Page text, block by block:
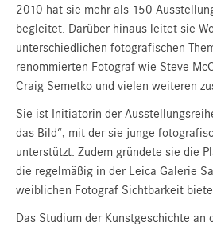
2010 hat sie mehr als 150
begleitet. Darüber hinaus leitet sie
unterschiedlichen fotografischen
renommierten Fotograf wie Steve
Craig Semetko und vielen weiteren
Sie ist Initiatorin der
das Bild“, mit der sie junge
unterstützt. Zudem gründete sie die
die regelmäßig in der Leica Galerie
weiblichen Fotograf Sichtbarkeit
Das Studium der Kunstgeschichte an